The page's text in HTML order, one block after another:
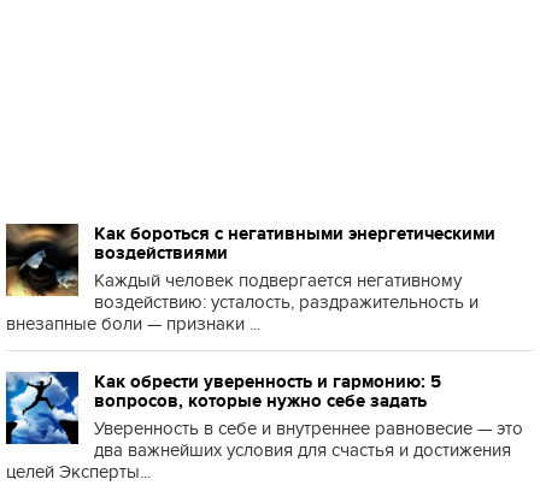
Как бороться с негативными энергетическими
воздействиями
Каждый человек подвергается негативному
воздействию: усталость, раздражительность и
внезапные боли — признаки ...
Как обрести уверенность и гармонию: 5
вопросов, которые нужно себе задать
Уверенность в себе и внутреннее равновесие — это
два важнейших условия для счастья и достижения
целей Эксперты...